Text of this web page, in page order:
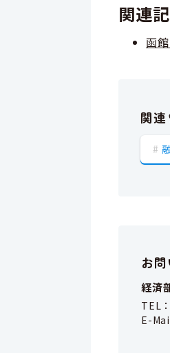
関連
函
関連
お
経済
TEL
E-